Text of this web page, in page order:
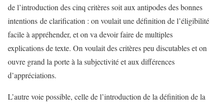
de l’introduction des cinq critères soit aux antipodes des bonnes
intentions de clarification : on voulait une définition de l’éligibilité
facile à appréhender, et on va devoir faire de multiples
explications de texte. On voulait des critères peu discutables et on
ouvre grand la porte à la subjectivité et aux différences
d’appréciations.
L’autre voie possible, celle de l’introduction de la définition de la